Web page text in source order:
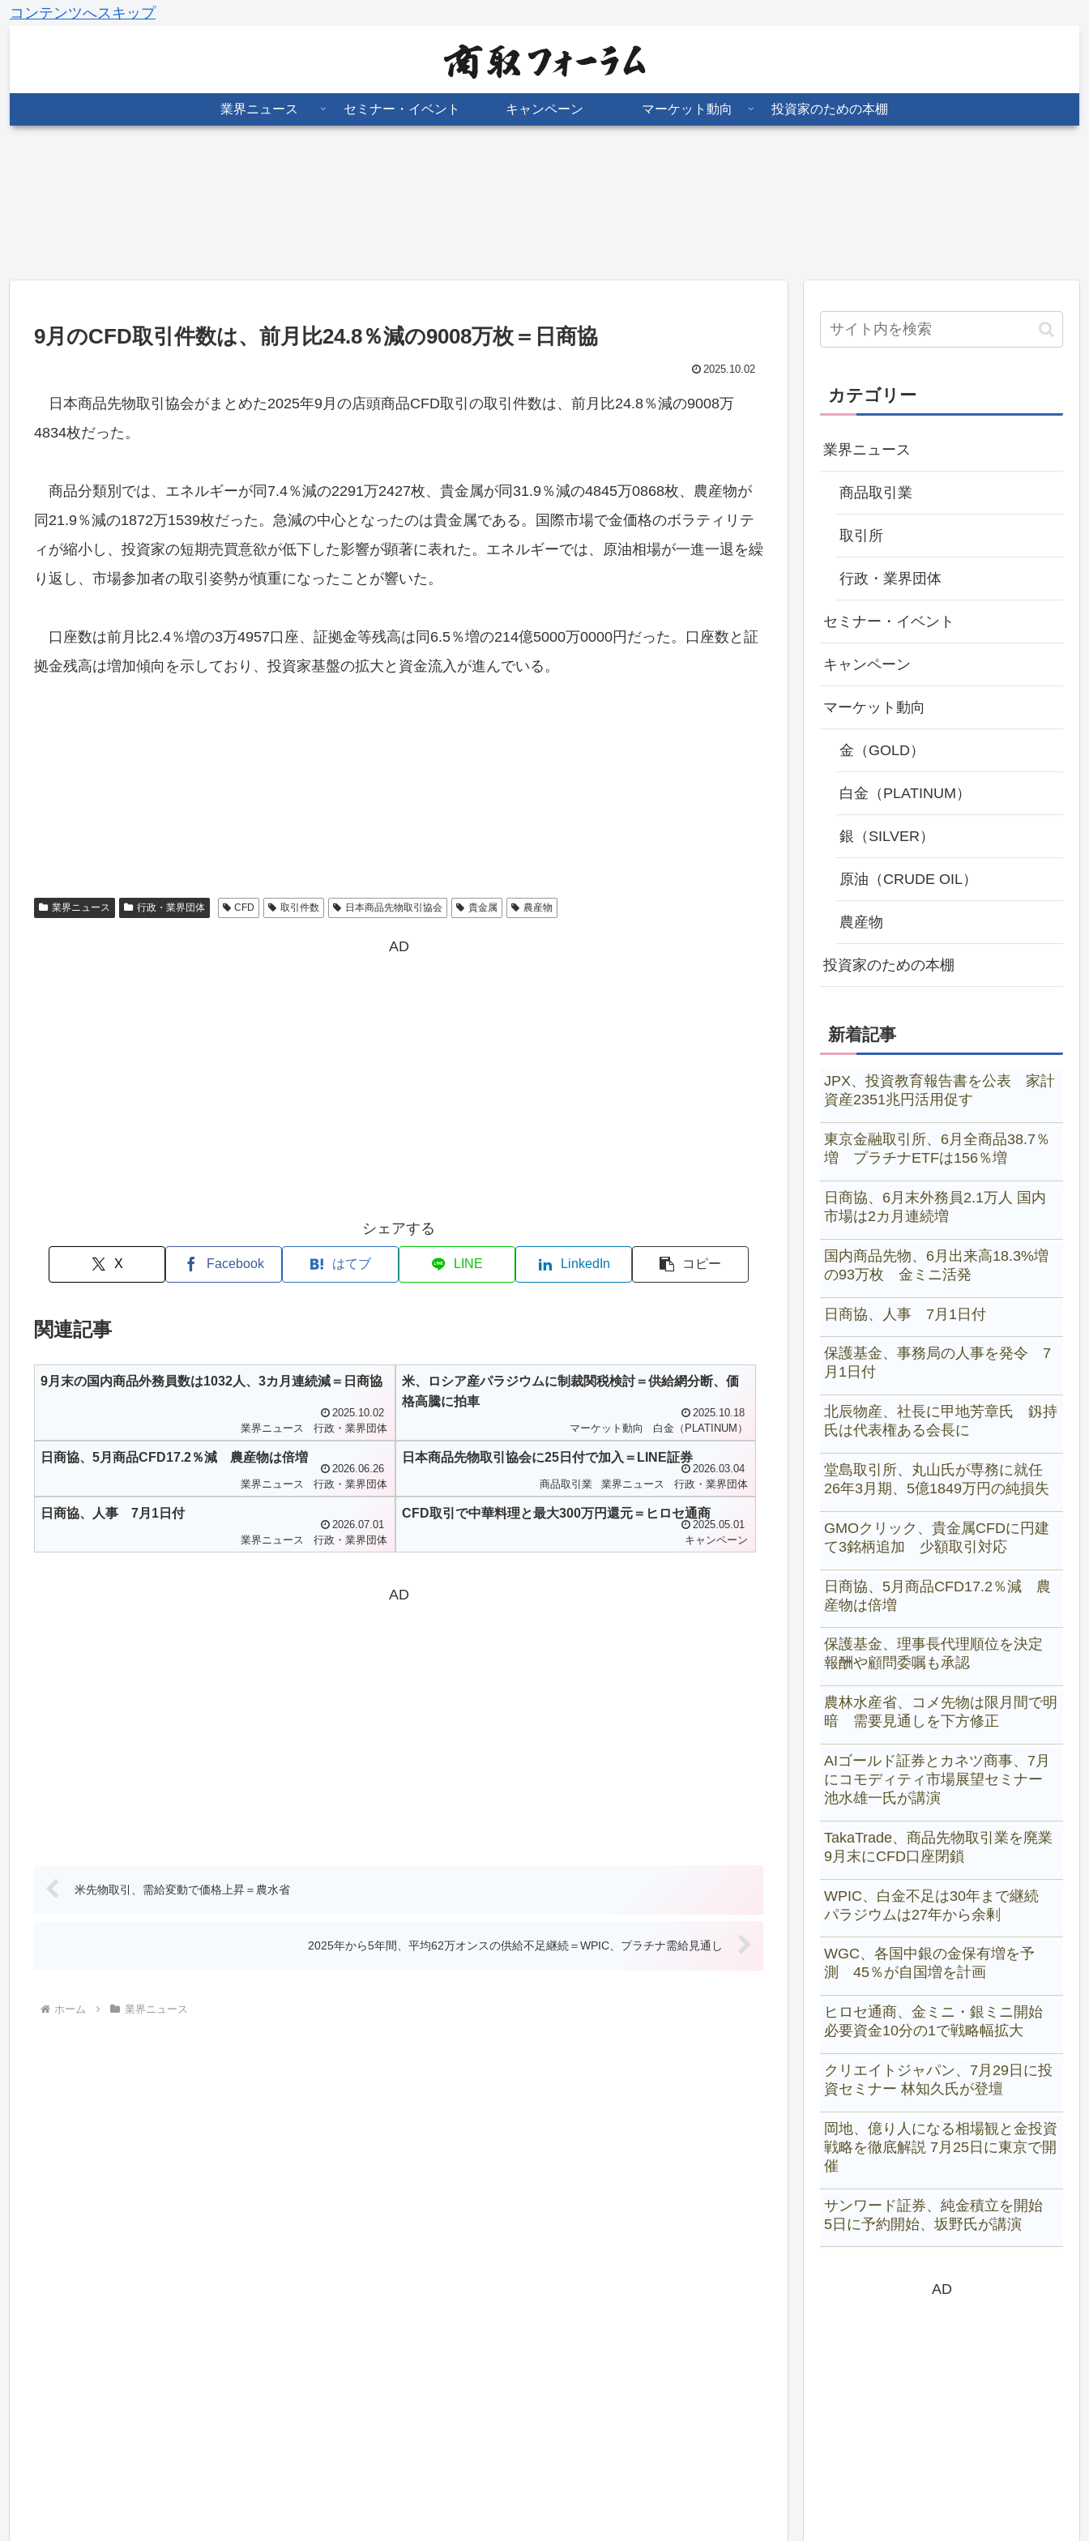
コンテンツへスキップ
業界ニュース セミナー・イベント キャンペーン マーケット動向 投資家のための本棚
9月のCFD取引件数は、前月比24.8％減の9008万枚＝日商協
2025.10.02
日本商品先物取引協会がまとめた2025年9月の店頭商品CFD取引の取引件数は、前月比24.8％減の9008万
4834枚だった。
商品分類別では、エネルギーが同7.4％減の2291万2427枚、貴金属が同31.9％減の4845万0868枚、農産物が
同21.9％減の1872万1539枚だった。急減の中心となったのは貴金属である。国際市場で金価格のボラティリテ
ィが縮小し、投資家の短期売買意欲が低下した影響が顕著に表れた。エネルギーでは、原油相場が一進一退を繰
り返し、市場参加者の取引姿勢が慎重になったことが響いた。
口座数は前月比2.4％増の3万4957口座、証拠金等残高は同6.5％増の214億5000万0000円だった。口座数と証
拠金残高は増加傾向を示しており、投資家基盤の拡大と資金流入が進んでいる。
業界ニュース 行政・業界団体 CFD 取引件数 日本商品先物取引協会 貴金属 農産物
AD
シェアする
X Facebook はてブ LINE LinkedIn コピー
関連記事
9月末の国内商品外務員数は1032人、3カ月連続減＝日商協
2025.10.02
業界ニュース
行政・業界団体
米、ロシア産パラジウムに制裁関税検討＝供給網分断、価
格高騰に拍車
2025.10.18
マーケット動向
白金（PLATINUM）
日商協、5月商品CFD17.2％減 農産物は倍増
2026.06.26
業界ニュース
行政・業界団体
日本商品先物取引協会に25日付で加入＝LINE証券
2026.03.04
商品取引業
業界ニュース 行政・業界団体
日商協、人事 7月1日付
2026.07.01
業界ニュース
行政・業界団体
CFD取引で中華料理と最大300万円還元＝ヒロセ通商
2025.05.01
キャンペーン
AD
米先物取引、需給変動で価格上昇＝農水省
2025年から5年間、平均62万オンスの供給不足継続＝WPIC、プラチナ需給見通し
ホーム 業界ニュース
カテゴリー
業界ニュース
商品取引業
取引所
行政・業界団体
セミナー・イベント
キャンペーン
マーケット動向
金（GOLD）
白金（PLATINUM）
銀（SILVER）
原油（CRUDE OIL）
農産物
投資家のための本棚
新着記事
JPX、投資教育報告書を公表 家計
資産2351兆円活用促す
東京金融取引所、6月全商品38.7％
増 プラチナETFは156％増
日商協、6月末外務員2.1万人 国内
市場は2カ月連続増
国内商品先物、6月出来高18.3%増
の93万枚 金ミニ活発
日商協、人事 7月1日付
保護基金、事務局の人事を発令 7
月1日付
北辰物産、社長に甲地芳章氏 釼持
氏は代表権ある会長に
堂島取引所、丸山氏が専務に就任
26年3月期、5億1849万円の純損失
GMOクリック、貴金属CFDに円建
て3銘柄追加 少額取引対応
日商協、5月商品CFD17.2％減 農
産物は倍増
保護基金、理事長代理順位を決定
報酬や顧問委嘱も承認
農林水産省、コメ先物は限月間で明
暗 需要見通しを下方修正
AIゴールド証券とカネツ商事、7月
にコモディティ市場展望セミナー
池水雄一氏が講演
TakaTrade、商品先物取引業を廃業
9月末にCFD口座閉鎖
WPIC、白金不足は30年まで継続
パラジウムは27年から余剰
WGC、各国中銀の金保有増を予
測 45％が自国増を計画
ヒロセ通商、金ミニ・銀ミニ開始
必要資金10分の1で戦略幅拡大
クリエイトジャパン、7月29日に投
資セミナー 林知久氏が登壇
岡地、億り人になる相場観と金投資
戦略を徹底解説 7月25日に東京で開
催
サンワード証券、純金積立を開始
5日に予約開始、坂野氏が講演
AD